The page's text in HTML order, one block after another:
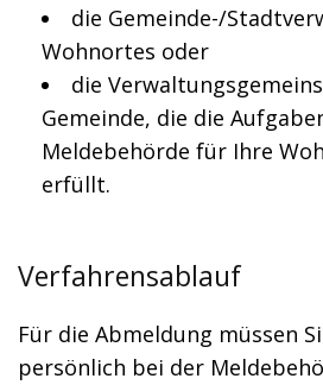
die Gemeinde-/
Wohnortes oder
die
Gemeinde, die die
Meldebehörde für Ihre
erfüllt.
Verfahrensablauf
Für die Abmeldung müssen
persönlich bei der